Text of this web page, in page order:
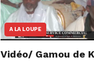
A LA LOUPE
Vidéo/ Gamou de